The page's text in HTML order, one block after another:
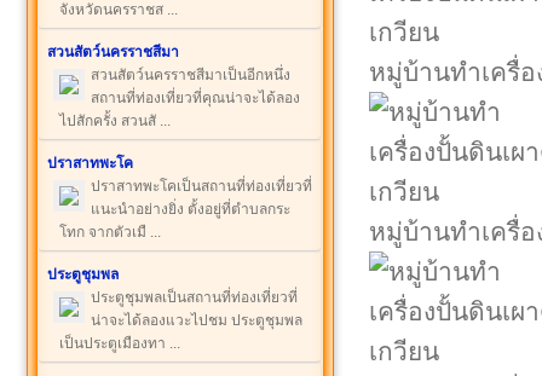
จังหวัดนครราชส ...
สวนสัตว์นครราชสีมา
สวนสัตว์นครราชสีมาเป็นอีกหนึ่ง
สถานที่ท่องเที่ยวที่คุณน่าจะได้ลอง
ไปสักครั้ง สวนสั ...
ปราสาทพะโค
ปราสาทพะโคเป็นสถานที่ท่องเที่ยวที่
แนะนำอย่างยิ่ง ตั้งอยู่ที่ตำบลกระ
โทก จากตัวเมื ...
ประตูชุมพล
ประตูชุมพลเป็นสถานที่ท่องเที่ยวที่
น่าจะได้ลองแวะไปชม ประตูชุมพล
เป็นประตูเมืองทา ...
หมู่บ้านทำเครื่อ
หมู่บ้านทำเครื่อ